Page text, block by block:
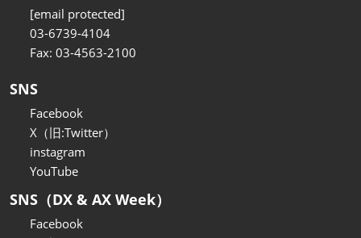
[email protected]
03-6739-4104
Fax: 03-4563-2100
SNS
Facebook
X（旧:Twitter）
instagram
YouTube
SNS（DX & AX Week）
Facebook